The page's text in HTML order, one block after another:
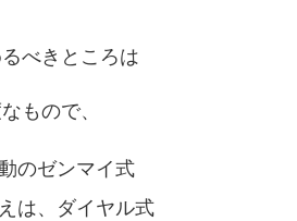
べきところは
もので、
のゼンマイ式
は、ダイヤル式